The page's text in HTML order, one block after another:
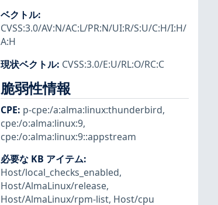
ベクトル:
CVSS:3.0/AV:N/AC:L/PR:N/UI:R/S:U/C:H/I:H/
A:H
現状ベクトル: CVSS:3.0/E:U/RL:O/RC:C
脆弱性情報
CPE: p-cpe:/a:alma:linux:thunderbird,
cpe:/o:alma:linux:9,
cpe:/o:alma:linux:9::appstream
必要な KB アイテム:
Host/local_checks_enabled,
Host/AlmaLinux/release,
Host/AlmaLinux/rpm-list, Host/cpu